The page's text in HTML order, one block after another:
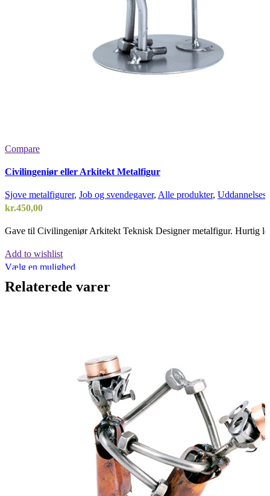
Compare
Civilingeniør eller Arkitekt Metalfigur
Sjove metalfigurer, Job og svendegaver, Alle produkter,
kr.450,00
Gave til Civilingeniør Arkitekt Teknisk Designer metalfigur. Hurtig
Add to wishlist
Vælg en mulighed
har
vælges
varesiden
Quick view
Relaterede varer